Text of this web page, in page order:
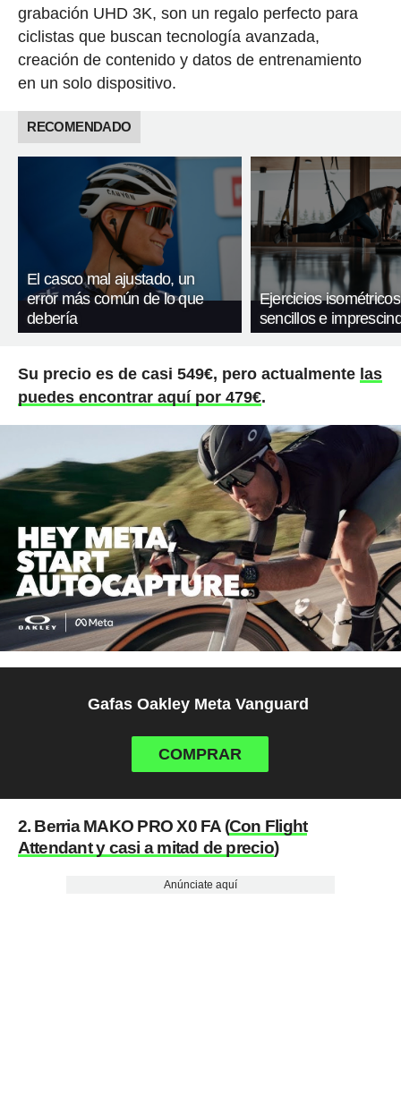
grabación UHD 3K, son un regalo perfecto para
ciclistas que buscan tecnología avanzada,
creación de contenido y datos de entrenamiento
en un solo dispositivo.
RECOMENDADO
El casco mal ajustado, un
error más común de lo que
debería
Ejercicios
sencillos e
Su precio es de casi 549€, pero actualmente las
puedes encontrar aquí por 479€.
Gafas Oakley Meta Vanguard
COMPRAR
2. Berria MAKO PRO X0 FA (Con Flight
Attendant y casi a mitad de precio)
Anúnciate aquí